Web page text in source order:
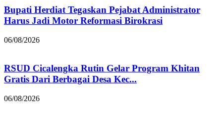
Bupati Herdiat Tegaskan Pejabat Administrator
Harus Jadi Motor Reformasi Birokrasi
06/08/2026
RSUD Cicalengka Rutin Gelar Program Khitan
Gratis Dari Berbagai Desa Kec...
06/08/2026